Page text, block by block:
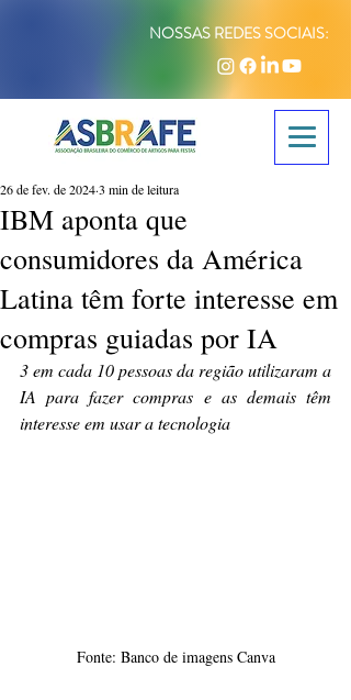
NOSSAS REDES SOCIAIS:
IBM aponta que
consumidores da América
Latina têm forte interesse em
compras guiadas por IA
26 de fev. de 20243 min de leitura
3 em cada 10 pessoas da região utilizaram a
IA para fazer compras e as demais têm
interesse em usar a tecnologia
Fonte: Banco de imagens Canva